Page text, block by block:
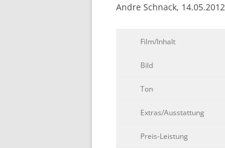
Andre Schnack, 14.05.2012
Film/Inhalt
Bild
Ton
Extras/Ausstattung
Preis-Leistung